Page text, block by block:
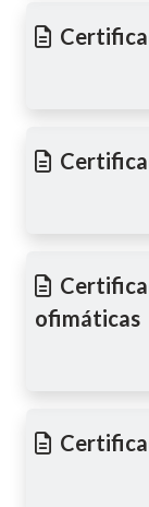
ofimáticas